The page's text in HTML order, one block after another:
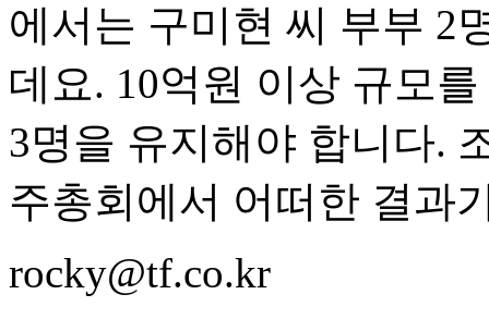
에서는 구미현 씨 부부 2
데요. 10억원 이상 규모
3명을 유지해야 합니다.
주총회에서 어떠한 결과
rocky@tf.co.kr